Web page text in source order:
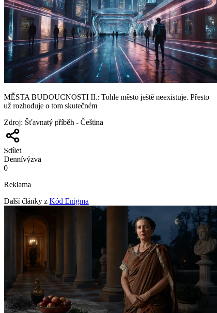
MĚSTA BUDOUCNOSTI II.: Tohle město ještě neexistuje. Přesto
už rozhoduje o tom skutečném
Zdroj: Šťavnatý příběh - Čeština
Sdílet
Dennívýzva
0
Reklama
Další články z Kód Enigma